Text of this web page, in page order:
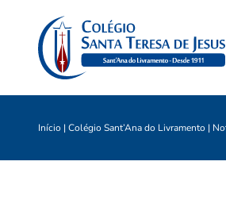
Início | Colégio Sant’Ana do Livramento |